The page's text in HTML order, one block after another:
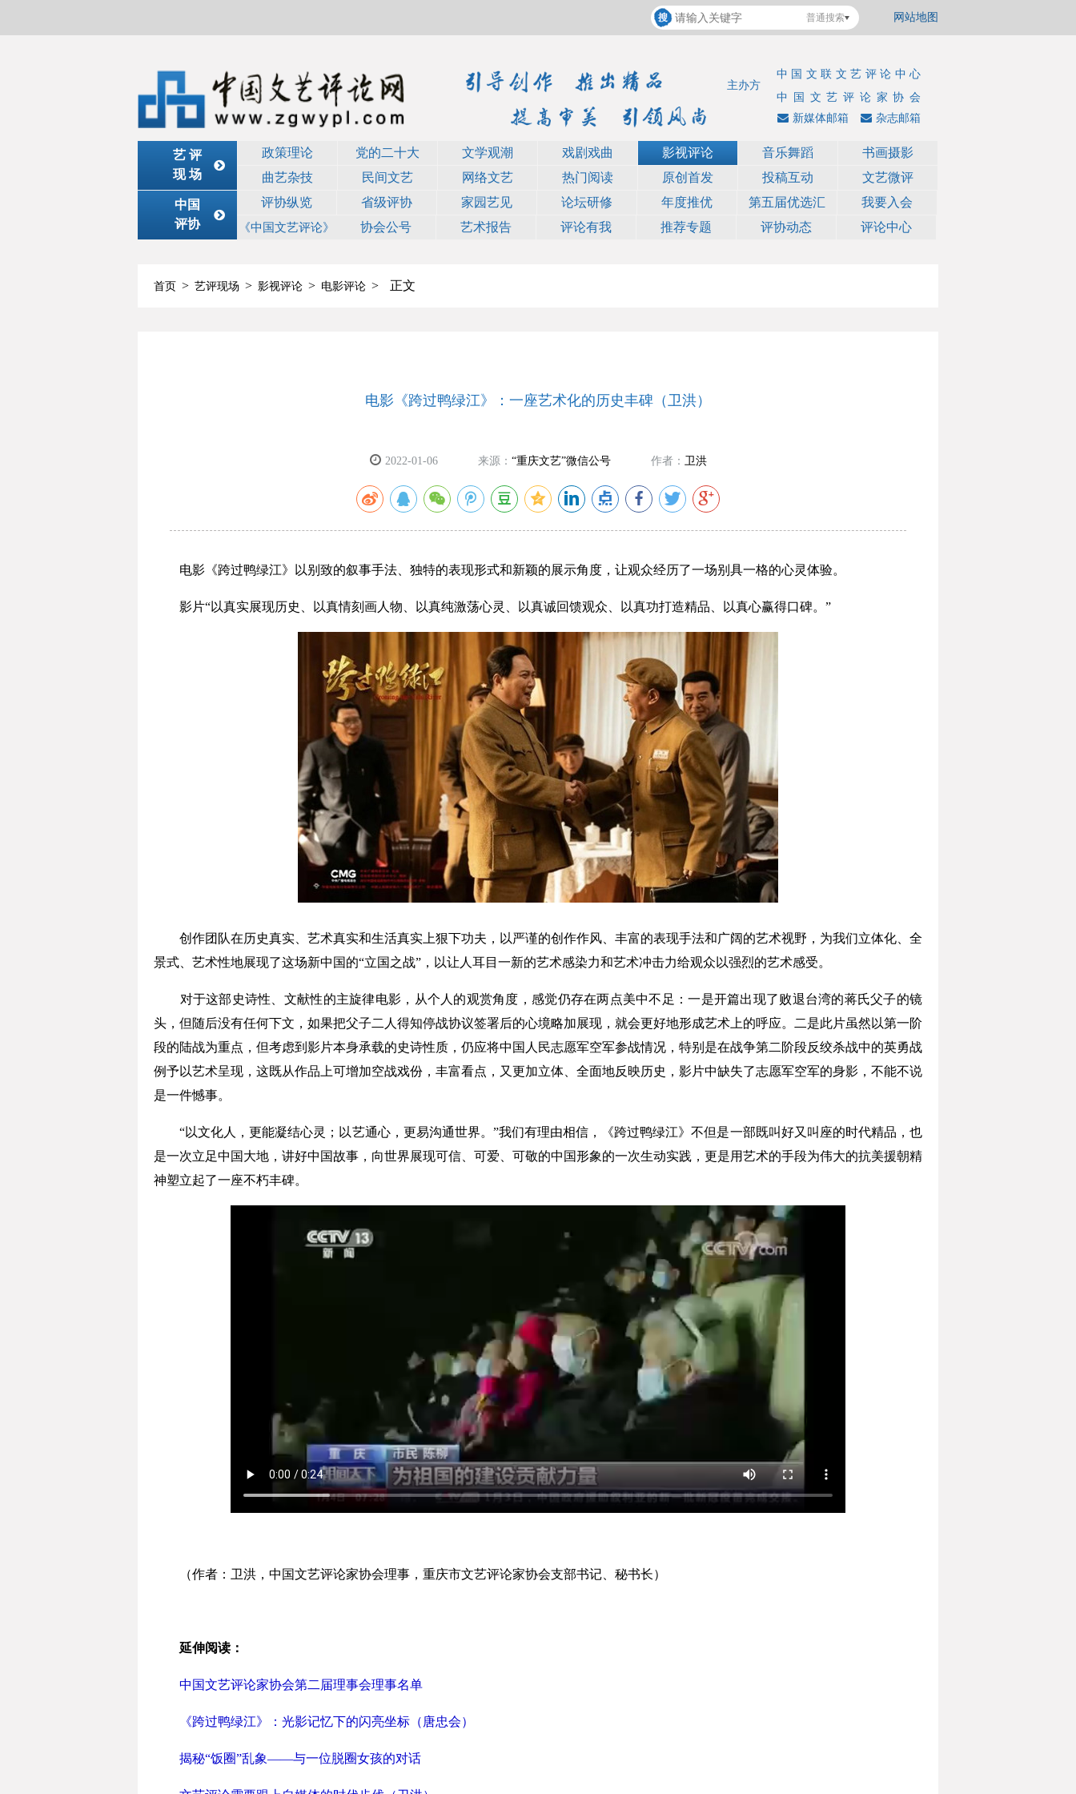
网站地图
普通搜索
中国文联文艺评论中心
中国文艺评论家协会
主办方
杂志邮箱
新媒体邮箱
艺 评
现 场
政策理论 党的二十大 文学观潮 戏剧戏曲 影视评论 音乐舞蹈
书画摄影
曲艺杂技
民间文艺 网络文艺 热门阅读 原创首发 投稿互动
文艺微评
中国
评协
评协纵览 省级评协 家园艺见 论坛研修 年度推优 第五届优选汇 我要入会
《中国文艺评论》 协会公号 艺术报告 评论有我 推荐专题 评协动态 评论中心
首页 > 艺评现场 > 影视评论 > 电影评论 > 正文
电影《跨过鸭绿江》：一座艺术化的历史丰碑（卫洪）
2022-01-06 来源： “重庆文艺”微信公号 作者： 卫洪
电影《跨过鸭绿江》以别致的叙事手法、独特的表现形式和新颖的展示角度，让观众经历了一场别具一格的心灵体验。
影片“以真实展现历史、以真情刻画人物、以真纯激荡心灵、以真诚回馈观众、以真功打造精品、以真心赢得口碑。”
创作团队在历史真实、艺术真实和生活真实上狠下功夫，以严谨的创作作风、丰富的表现手法和广阔的艺术视野，为我们立体化、全
景式、艺术性地展现了这场新中国的“立国之战”，以让人耳目一新的艺术感染力和艺术冲击力给观众以强烈的艺术感受。
对于这部史诗性、文献性的主旋律电影，从个人的观赏角度，感觉仍存在两点美中不足：一是开篇出现了败退台湾的蒋氏父子的镜
头，但随后没有任何下文，如果把父子二人得知停战协议签署后的心境略加展现，就会更好地形成艺术上的呼应。二是此片虽然以第一阶
段的陆战为重点，但考虑到影片本身承载的史诗性质，仍应将中国人民志愿军空军参战情况，特别是在战争第二阶段反绞杀战中的英勇战
例予以艺术呈现，这既从作品上可增加空战戏份，丰富看点，又更加立体、全面地反映历史，影片中缺失了志愿军空军的身影，不能不说
是一件憾事。
“以文化人，更能凝结心灵；以艺通心，更易沟通世界。”我们有理由相信，《跨过鸭绿江》不但是一部既叫好又叫座的时代精品，也
是一次立足中国大地，讲好中国故事，向世界展现可信、可爱、可敬的中国形象的一次生动实践，更是用艺术的手段为伟大的抗美援朝精
神塑立起了一座不朽丰碑。
（作者：卫洪，中国文艺评论家协会理事，重庆市文艺评论家协会支部书记、秘书长）
延伸阅读：
中国文艺评论家协会第二届理事会理事名单
《跨过鸭绿江》：光影记忆下的闪亮坐标（唐忠会）
揭秘“饭圈”乱象——与一位脱圈女孩的对话